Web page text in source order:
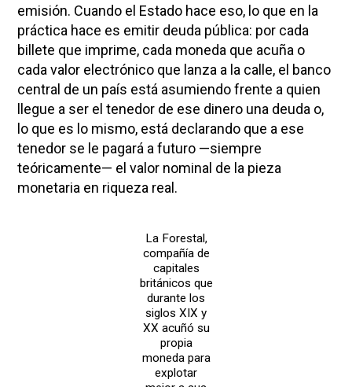
emisión. Cuando el Estado hace eso, lo que en la
práctica hace es emitir deuda pública: por cada
billete que imprime, cada moneda que acuña o
cada valor electrónico que lanza a la calle, el banco
central de un país está asumiendo frente a quien
llegue a ser el tenedor de ese dinero una deuda o,
lo que es lo mismo, está declarando que a ese
tenedor se le pagará a futuro —siempre
teóricamente— el valor nominal de la pieza
monetaria en riqueza real.
La Forestal,
compañía de
capitales
británicos que
durante los
siglos XIX y
XX acuñó su
propia
moneda para
explotar